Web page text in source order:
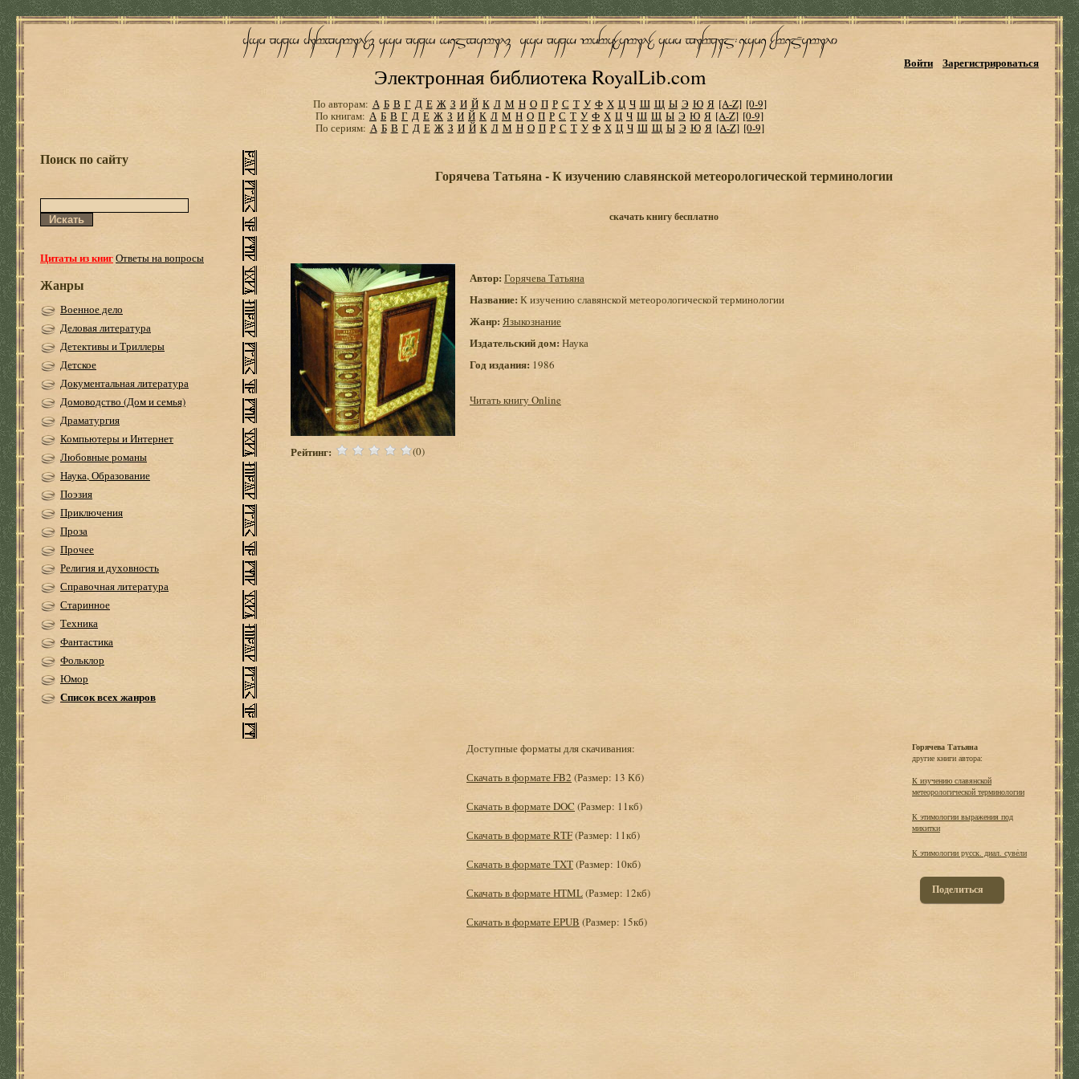
Электронная библиотека RoyalLib.com
Войти Зарегистрироваться
По авторам: А Б В Г Д Е Ж З И Й К Л М Н О П Р С Т У Ф Х Ц Ч Ш Щ Ы Э Ю Я [A-Z] [0-9]
По книгам: А Б В Г Д Е Ж З И Й К Л М Н О П Р С Т У Ф Х Ц Ч Ш Щ Ы Э Ю Я [A-Z] [0-9]
По сериям: А Б В Г Д Е Ж З И Й К Л М Н О П Р С Т У Ф Х Ц Ч Ш Щ Ы Э Ю Я [A-Z] [0-9]
Поиск по сайту
Цитаты из книгОтветы на вопросы
Жанры
Военное дело
Деловая литература
Детективы и Триллеры
Детское
Документальная литература
Домоводство (Дом и семья)
Драматургия
Компьютеры и Интернет
Любовные романы
Наука, Образование
Поэзия
Приключения
Проза
Прочее
Религия и духовность
Справочная литература
Старинное
Техника
Фантастика
Фольклор
Юмор
Список всех жанров
Горячева Татьяна - К изучению славянской метеорологической терминологии
скачать книгу бесплатно
Рейтинг: (0)
Автор: Горячева Татьяна
Название: К изучению славянской метеорологической терминологии
Жанр: Языкознание
Издательский дом: Наука
Год издания: 1986
Читать книгу Online
Доступные форматы для скачивания:
Скачать в формате FB2 (Размер: 13 Кб)
Скачать в формате DOC (Размер: 11кб)
Скачать в формате RTF(Размер: 11кб)
Скачать в формате TXT(Размер: 10кб)
Скачать в формате HTML(Размер: 12кб)
Скачать в формате EPUB (Размер: 15кб)
Горячева Татьяна
другие книги автора:
К изучению славянской
метеорологической терминологии
К этимологии выражения под
микитки
К этимологии русск. диал. суве́ли
Поделиться